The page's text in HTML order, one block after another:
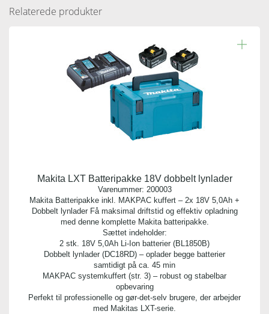
Antal pr. kolli:
Vægt gram:
0.040 gr
Antal pr. palle:
Indhold:
1 stk.
Bredde:
12,00 cm
Diameter:
28,00 cm
Relaterede produkter
Makita LXT Batteripakke 18V dobbelt lynlader
Varenummer: 200003
Makita Batteripakke inkl. MAKPAC kuffert – 2x 18V 5,0Ah +
Dobbelt lynlader Få maksimal driftstid og effektiv opladning
med denne komplette Makita batteripakke.
Sættet indeholder:
2 stk. 18V 5,0Ah Li-Ion batterier (BL1850B)
Dobbelt lynlader (DC18RD) – oplader begge batterier
samtidigt på ca. 45 min
MAKPAC systemkuffert (str. 3) – robust og stabelbar
opbevaring
Perfekt til professionelle og gør-det-selv brugere, der arbejder
med Makitas LXT-serie.